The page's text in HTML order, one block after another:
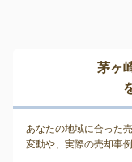
茅ヶ
あなたの地域に合った
変動や、実際の売却事